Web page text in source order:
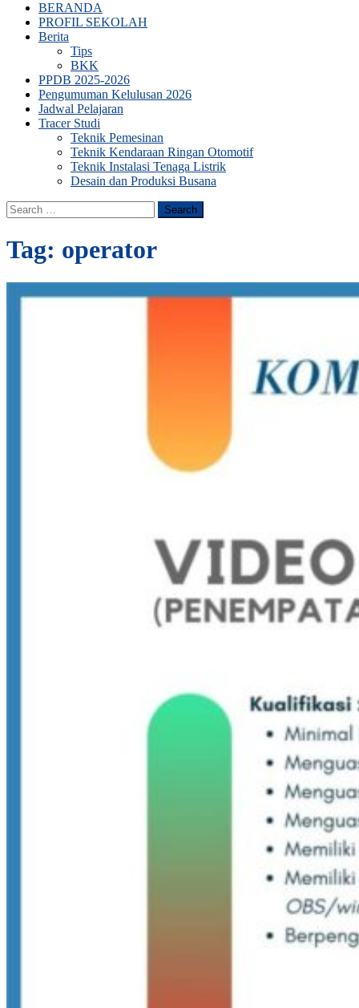
BERANDA
PROFIL SEKOLAH
Berita
Tips
BKK
PPDB 2025-2026
Pengumuman Kelulusan 2026
Jadwal Pelajaran
Tracer Studi
Teknik Pemesinan
Teknik Kendaraan Ringan Otomotif
Teknik Instalasi Tenaga Listrik
Desain dan Produksi Busana
Search
for:
Tag: operator